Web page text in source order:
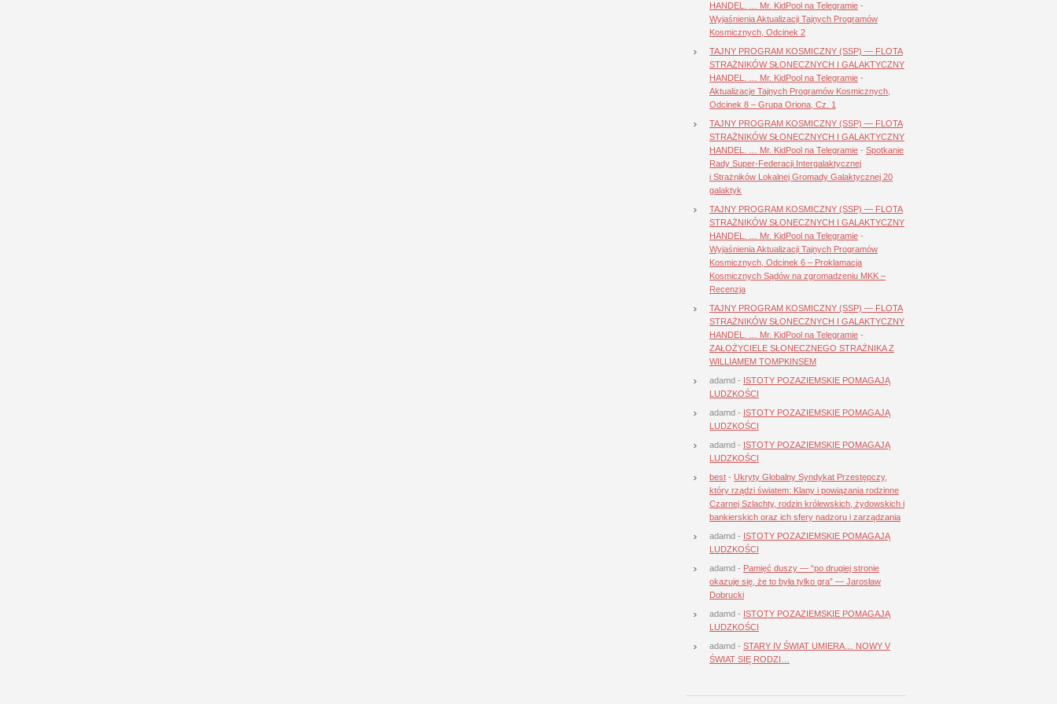
HANDEL. … Mr. KidPool na Telegramie -
Wyjaśnienia Aktualizacji Tajnych Programów
Kosmicznych, Odcinek 2
TAJNY PROGRAM KOSMICZNY (SSP) — FLOTA
STRAŻNIKÓW SŁONECZNYCH I GALAKTYCZNY
HANDEL. … Mr. KidPool na Telegramie -
Aktualizacje Tajnych Programów Kosmicznych,
Odcinek 8 – Grupa Oriona, Cz. 1
TAJNY PROGRAM KOSMICZNY (SSP) — FLOTA
STRAŻNIKÓW SŁONECZNYCH I GALAKTYCZNY
HANDEL. … Mr. KidPool na Telegramie - Spotkanie
Rady Super-Federacji Intergalaktycznej
i Strażników Lokalnej Gromady Galaktycznej 20
galaktyk
TAJNY PROGRAM KOSMICZNY (SSP) — FLOTA
STRAŻNIKÓW SŁONECZNYCH I GALAKTYCZNY
HANDEL. … Mr. KidPool na Telegramie -
Wyjaśnienia Aktualizacji Tajnych Programów
Kosmicznych, Odcinek 6 – Proklamacja
Kosmicznych Sądów na zgromadzeniu MKK –
Recenzja
TAJNY PROGRAM KOSMICZNY (SSP) — FLOTA
STRAŻNIKÓW SŁONECZNYCH I GALAKTYCZNY
HANDEL. … Mr. KidPool na Telegramie -
ZAŁOŻYCIELE SŁONECZNEGO STRAŻNIKA Z
WILLIAMEM TOMPKINSEM
adamd - ISTOTY POZAZIEMSKIE POMAGAJĄ
LUDZKOŚCI
adamd - ISTOTY POZAZIEMSKIE POMAGAJĄ
LUDZKOŚCI
adamd - ISTOTY POZAZIEMSKIE POMAGAJĄ
LUDZKOŚCI
best - Ukryty Globalny Syndykat Przestępczy,
który rządzi światem: Klany i powiązania rodzinne
Czarnej Szlachty, rodzin królewskich, żydowskich i
bankierskich oraz ich sfery nadzoru i zarządzania
adamd - ISTOTY POZAZIEMSKIE POMAGAJĄ
LUDZKOŚCI
adamd - Pamięć duszy — “po drugiej stronie
okazuje się, że to była tylko gra” — Jarosław
Dobrucki
adamd - ISTOTY POZAZIEMSKIE POMAGAJĄ
LUDZKOŚCI
adamd - STARY IV ŚWIAT UMIERA… NOWY V
ŚWIAT SIĘ RODZI…